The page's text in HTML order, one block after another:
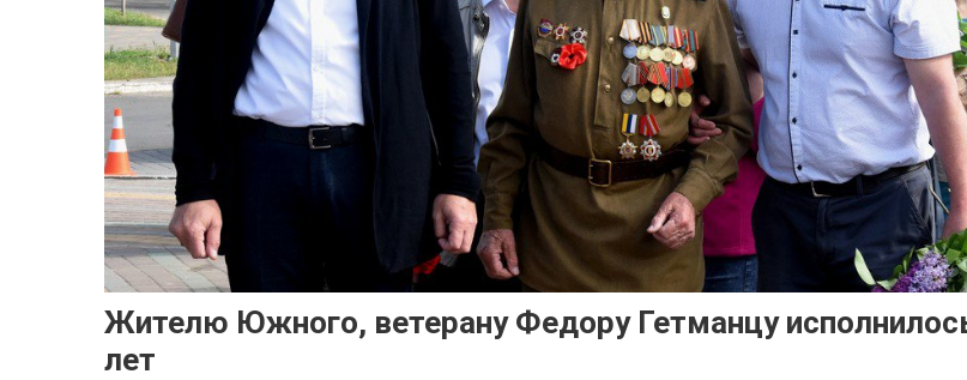
Жителю Южного, ветерану Федору Гетманцу
лет